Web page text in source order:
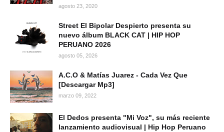
agosto 23, 2020
Street El Bipolar Despierto presenta su
nuevo álbum BLACK CAT | HIP HOP
PERUANO 2026
agosto 05, 2026
A.C.O & Matías Juarez - Cada Vez Que
[Descargar Mp3]
marzo 09, 2022
El Dedos presenta "Mi Voz", su más reciente
lanzamiento audiovisual | Hip Hop Peruano